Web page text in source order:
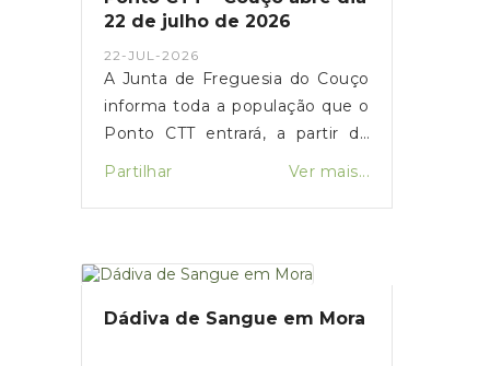
22 de julho de 2026
22-JUL-2026
A Junta de Freguesia do Couço
informa toda a população que o
Ponto CTT entrará, a partir de
Segunda-feira a Sexta-feira, das
Partilhar Ver mais...
Dádiva de Sangue em Mora